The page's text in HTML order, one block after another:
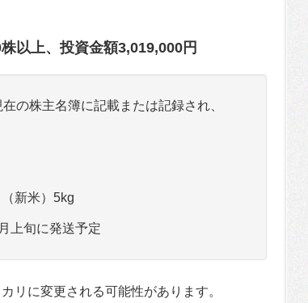
以上、投資金額3,019,000円
の株主名簿に記載または記録され、
新米）5kg
上旬に発送予定
リに変更される可能性があります。